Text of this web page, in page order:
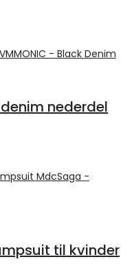
nederdel
til kvinder